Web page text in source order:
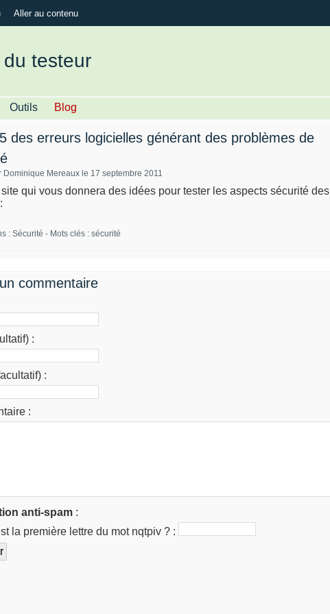
Aller au contenu
du testeur
Outils Blog
des erreurs logicielles générant des problèmes de
Dominique Mereaux le 17 septembre 2011
qui vous donnera des idées pour tester les aspects sécurité des
: Sécurité - Mots clés : sécurité
commentaire
:
:
:
anti-spam :
la première lettre du mot nqtpiv ? :